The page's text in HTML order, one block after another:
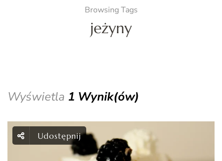
Browsing Tags
jeżyny
Wyświetla 1 Wynik(ów)
Udostępnij